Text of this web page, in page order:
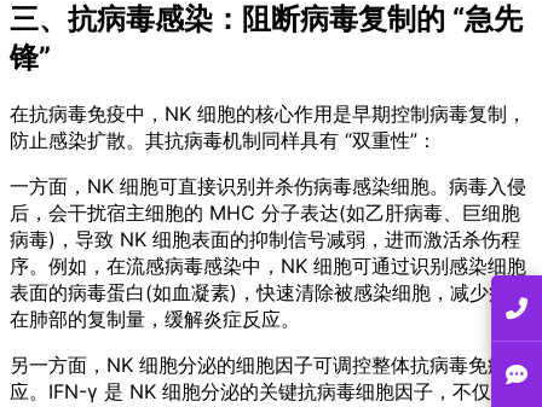
三、抗病毒感染：阻断病毒复制的 “急先
锋”
在抗病毒免疫中，NK 细胞的核心作用是早期控制病毒复制，
防止感染扩散。其抗病毒机制同样具有 “双重性”：
一方面，NK 细胞可直接识别并杀伤病毒感染细胞。病毒入侵
后，会干扰宿主细胞的 MHC 分子表达(如乙肝病毒、巨细胞
病毒)，导致 NK 细胞表面的抑制信号减弱，进而激活杀伤程
序。例如，在流感病毒感染中，NK 细胞可通过识别感染细胞
表面的病毒蛋白(如血凝素)，快速清除被感染细胞，减少病毒
在肺部的复制量，缓解炎症反应。
另一方面，NK 细胞分泌的细胞因子可调控整体抗病毒免疫反
应。IFN-γ 是 NK 细胞分泌的关键抗病毒细胞因子，不仅能直